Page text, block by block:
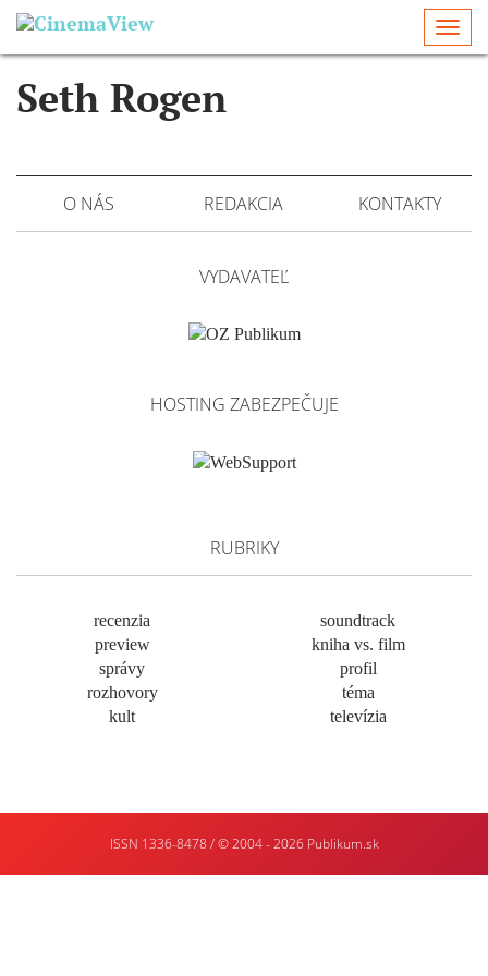
Seth Rogen
O NÁS REDAKCIA KONTAKTY
VYDAVATEĽ
HOSTING ZABEZPEČUJE
RUBRIKY
recenzia
preview
správy
rozhovory
kult
soundtrack
kniha vs. film
profil
téma
televízia
ISSN 1336-8478 / © 2004 - 2026 Publikum.sk